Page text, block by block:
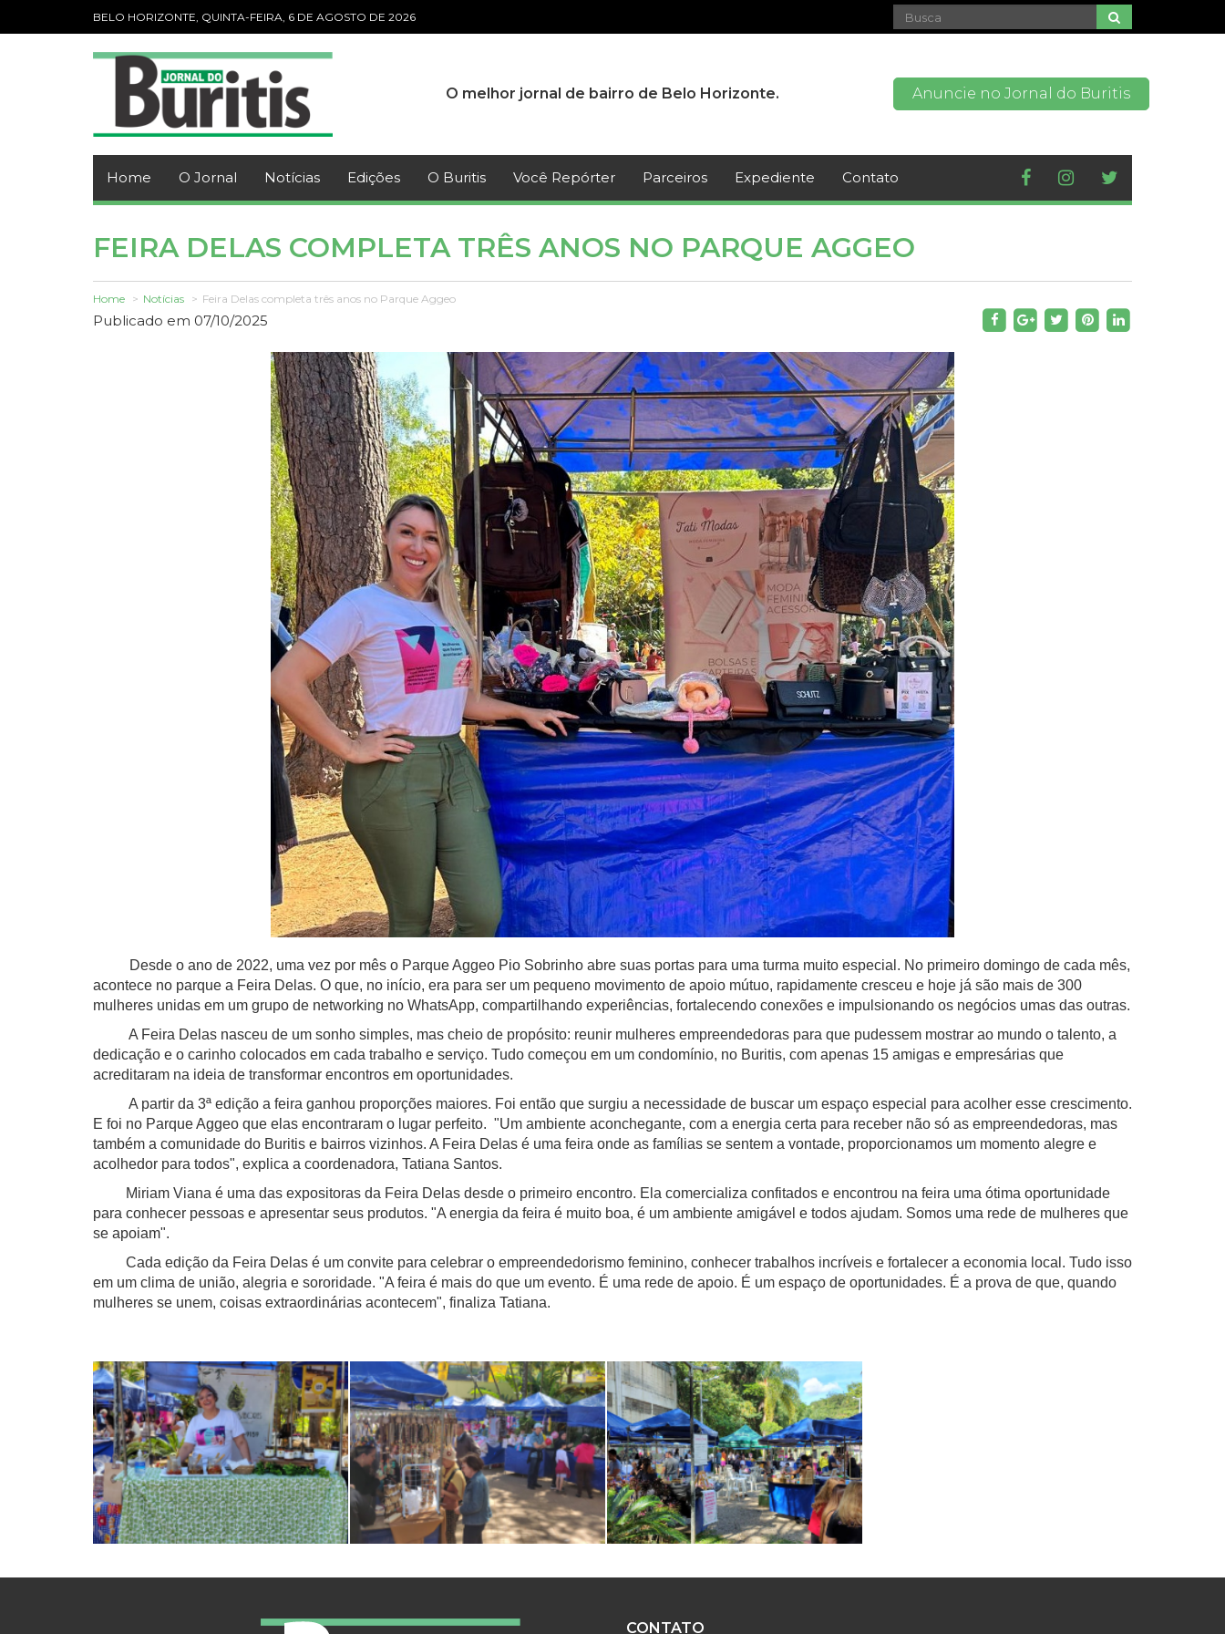
BELO HORIZONTE, QUINTA-FEIRA, 6 DE AGOSTO DE 2026
O melhor jornal de bairro de Belo Horizonte. Anuncie no Jornal do Buritis
Home O Jornal Notícias Edições O Buritis Você Repórter Parceiros Expediente Contato
FEIRA DELAS COMPLETA TRÊS ANOS NO PARQUE AGGEO
Home Notícias Feira Delas completa três anos no Parque Aggeo
Publicado em 07/10/2025
Desde o ano de 2022, uma vez por mês o Parque Aggeo Pio Sobrinho abre suas portas para uma turma muito especial. No primeiro domingo de cada mês,
acontece no parque a Feira Delas. O que, no início, era para ser um pequeno movimento de apoio mútuo, rapidamente cresceu e hoje já são mais de 300
mulheres unidas em um grupo de networking no WhatsApp, compartilhando experiências, fortalecendo conexões e impulsionando os negócios umas das outras.
A Feira Delas nasceu de um sonho simples, mas cheio de propósito: reunir mulheres empreendedoras para que pudessem mostrar ao mundo o talento, a
dedicação e o carinho colocados em cada trabalho e serviço. Tudo começou em um condomínio, no Buritis, com apenas 15 amigas e empresárias que
acreditaram na ideia de transformar encontros em oportunidades.
A partir da 3ª edição a feira ganhou proporções maiores. Foi então que surgiu a necessidade de buscar um espaço especial para acolher esse crescimento.
E foi no Parque Aggeo que elas encontraram o lugar perfeito. "Um ambiente aconchegante, com a energia certa para receber não só as empreendedoras, mas
também a comunidade do Buritis e bairros vizinhos. A Feira Delas é uma feira onde as famílias se sentem a vontade, proporcionamos um momento alegre e
acolhedor para todos", explica a coordenadora, Tatiana Santos.
Miriam Viana é uma das expositoras da Feira Delas desde o primeiro encontro. Ela comercializa confitados e encontrou na feira uma ótima oportunidade
para conhecer pessoas e apresentar seus produtos. "A energia da feira é muito boa, é um ambiente amigável e todos ajudam. Somos uma rede de mulheres que
se apoiam".
Cada edição da Feira Delas é um convite para celebrar o empreendedorismo feminino, conhecer trabalhos incríveis e fortalecer a economia local. Tudo isso
em um clima de união, alegria e sororidade. "A feira é mais do que um evento. É uma rede de apoio. É um espaço de oportunidades. É a prova de que, quando
mulheres se unem, coisas extraordinárias acontecem", finaliza Tatiana.
CONTATO